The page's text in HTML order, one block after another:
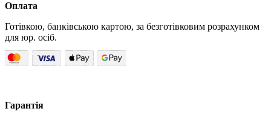
Оплата
Готівкою, банківською картою, за безготівковим розрахунком
для юр. осіб.
Гарантія